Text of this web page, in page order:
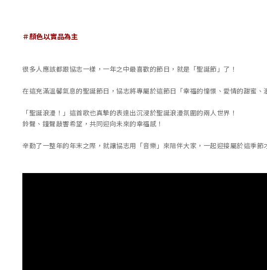
＃顏色以實品為主
很多人應該都跟協志一樣，一年之中最喜歡的節日，就是「聖誕節」了！
在這充滿溫馨氣息的聖誕節日，協志將專屬於這節日「幸福的憧憬、愛情的甜蜜
「聖誕浪漫！」這首歌也真摯的表達出沉浸於聖誕浪漫氛圍的兩人世界！
鈴聲、鐘聲敲響希望，共同迎向未來的幸福感！
辛勤了一整年的年末之際，就讓協志用「音樂」來陪伴大家，一起迎接屬於這季節